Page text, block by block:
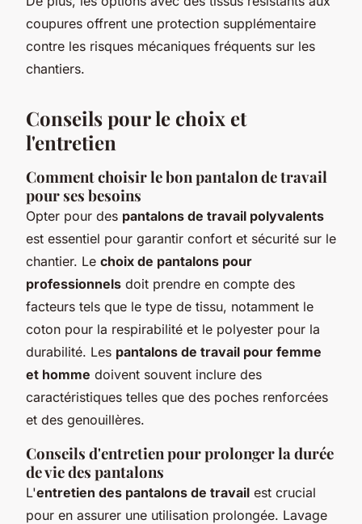
coupures offrent une protection supplémentaire
contre les risques mécaniques fréquents sur les
chantiers.
Conseils pour le choix et
l'entretien
Comment choisir le bon pantalon de travail
pour ses besoins
Opter pour des pantalons de travail polyvalents
est essentiel pour garantir confort et sécurité sur le
chantier. Le choix de pantalons pour
professionnels doit prendre en compte des
facteurs tels que le type de tissu, notamment le
coton pour la respirabilité et le polyester pour la
durabilité. Les pantalons de travail pour femme
et homme doivent souvent inclure des
caractéristiques telles que des poches renforcées
et des genouillères.
Conseils d'entretien pour prolonger la durée
de vie des pantalons
L'entretien des pantalons de travail est crucial
pour en assurer une utilisation prolongée. Lavage